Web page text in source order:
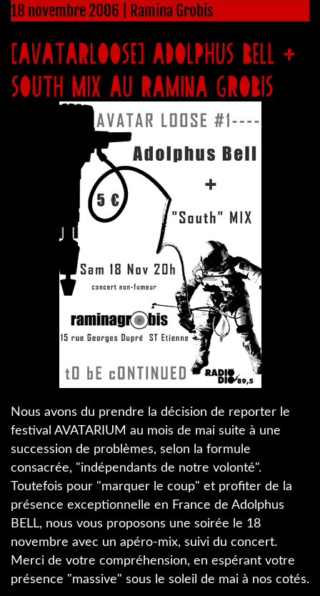
18 novembre 2006 | Ramina Grobis
[AVATARLOOSE] ADOLPHUS BELL +
SOUTH MIX AU RAMINA GROBIS
Nous avons du prendre la décision de reporter le
festival AVATARIUM au mois de mai suite à une
succession de problèmes, selon la formule
consacrée, "indépendants de notre volonté".
Toutefois pour "marquer le coup" et profiter de la
présence exceptionnelle en France de Adolphus
BELL, nous vous proposons une soirée le 18
novembre avec un apéro-mix, suivi du concert.
Merci de votre compréhension, en espérant votre
présence "massive" sous le soleil de mai à nos cotés.